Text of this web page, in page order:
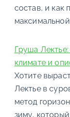
состав, и как
Груша
климате и
Хотите
Лектье в
метод
зиму,